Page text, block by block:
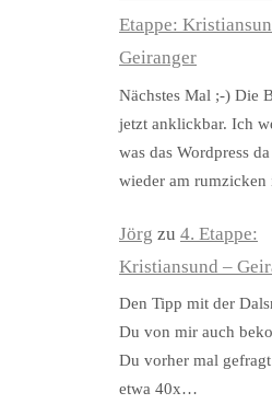
Etappe:
Geiranger
Nächstes Mal ;-) Die
jetzt anklickbar. Ich
was das Wordpress
wieder am
Jörg zu 4. Etappe:
Kristiansund –
Den Tipp mit der
Du von mir auch
Du vorher mal
etwa 40x…